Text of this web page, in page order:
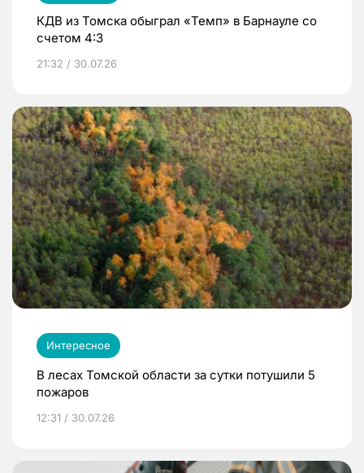
КДВ из Томска обыграл «Темп» в Барнауле со
счетом 4:3
21:32 / 30.07.26
Интересное
В лесах Томской области за сутки потушили 5
пожаров
12:31 / 30.07.26